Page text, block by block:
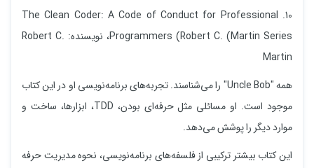
10. The Clean Coder: A Code of Conduct for Professional
Programmers (Robert C. (Martin Series، نویسنده: Robert C.
Martin
همه "Uncle Bob" را می‌شناسند. تجربه‌های برنامه‌نویسی او در این کتاب
موجود است. او مسائلی مثل حرفه‌ای بودن، TDD، ابزارها، ساخت و
موارد دیگر را پوشش می‌دهد.
این کتاب بیشتر ترکیبی از فلسفه‌های برنامه‌نویسی، نحوه مدیریت حرفه